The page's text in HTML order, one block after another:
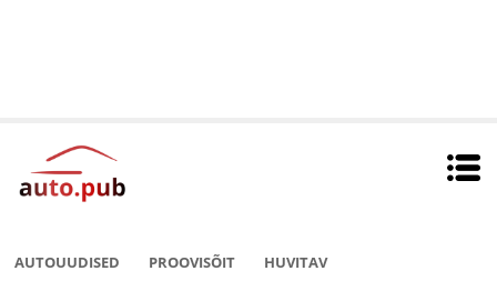
AUTOUUDISED PROOVISÕIT HUVITAV